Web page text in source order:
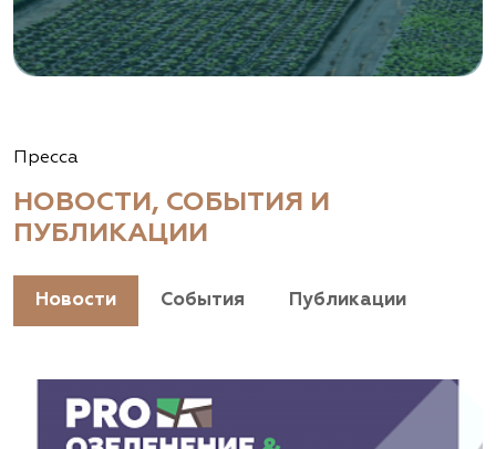
Пресса
НОВОСТИ, СОБЫТИЯ И
ПУБЛИКАЦИИ
Новости События Публикации